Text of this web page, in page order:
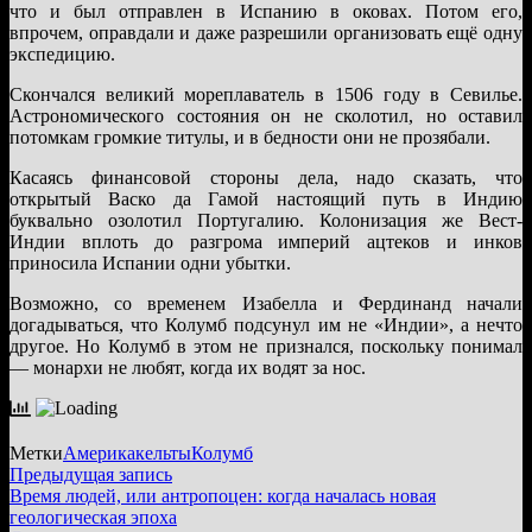
что и был отправлен в Испанию в оковах. Потом его,
впрочем, оправдали и даже разрешили организовать ещё одну
экспедицию.
Скончался великий мореплаватель в 1506 году в Севилье.
Астрономического состояния он не сколотил, но оставил
потомкам громкие титулы, и в бедности они не прозябали.
Касаясь финансовой стороны дела, надо сказать, что
открытый Васко да Гамой настоящий путь в Индию
буквально озолотил Португалию. Колонизация же Вест-
Индии вплоть до разгрома империй ацтеков и инков
приносила Испании одни убытки.
Возможно, со временем Изабелла и Фердинанд начали
догадываться, что Колумб подсунул им не «Индии», а нечто
другое. Но Колумб в этом не признался, поскольку понимал
— монархи не любят, когда их водят за нос.
МеткиАмерикакельтыКолумб
Навигация
по
Предыдущая записьПредыдущая
запись:
Время людей, или антропоцен: когда началась новая
геологическая эпоха